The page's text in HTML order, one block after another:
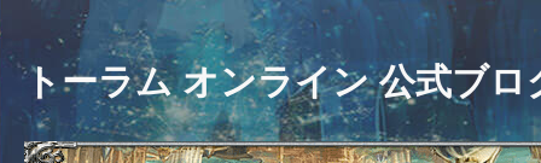
トーラム オンライン 公式ブロ